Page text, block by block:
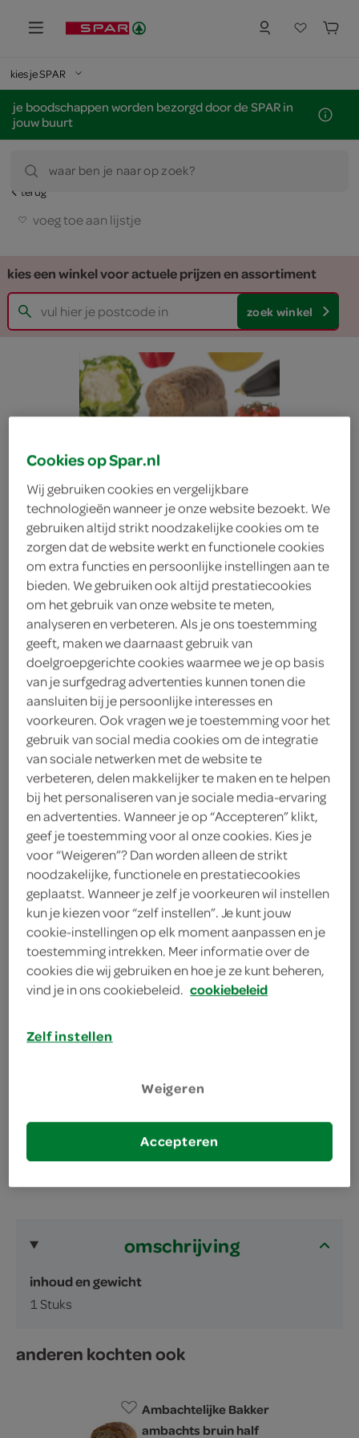
kies je SPAR
je boodschappen worden bezorgd door de SPAR in
jouw buurt
waar ben je naar op zoek?
terug
voeg toe aan lijstje
kies een winkel voor actuele prijzen en assortiment
zoek winkel
Lokaal Brood Sesam
Volkoren Heel
Lokaal
.-
1 Stuks
Let op: aanbiedingen zijn niet zichtbaar bij de
producten, maar worden wél automatisch
verwerkt in de winkelmand.
Dagvers gebakken door de ambachtelijke bakker uit
omschrijving
inhoud en gewicht
1 Stuks
anderen kochten ook
Ambachtelijke Bakker
ambachts bruin half
Cookies op Spar.nl
Wij gebruiken cookies en vergelijkbare
technologieën wanneer je onze website bezoekt. We
gebruiken altijd strikt noodzakelijke cookies om te
zorgen dat de website werkt en functionele cookies
om extra functies en persoonlijke instellingen aan te
bieden. We gebruiken ook altijd prestatiecookies
om het gebruik van onze website te meten,
analyseren en verbeteren. Als je ons toestemming
geeft, maken we daarnaast gebruik van
doelgroepgerichte cookies waarmee we je op basis
van je surfgedrag advertenties kunnen tonen die
aansluiten bij je persoonlijke interesses en
voorkeuren. Ook vragen we je toestemming voor het
gebruik van social media cookies om de integratie
van sociale netwerken met de website te
verbeteren, delen makkelijker te maken en te helpen
bij het personaliseren van je sociale media-ervaring
en advertenties. Wanneer je op “Accepteren” klikt,
geef je toestemming voor al onze cookies. Kies je
voor “Weigeren”? Dan worden alleen de strikt
noodzakelijke, functionele en prestatiecookies
geplaatst. Wanneer je zelf je voorkeuren wil instellen
kun je kiezen voor “zelf instellen”. Je kunt jouw
cookie-instellingen op elk moment aanpassen en je
toestemming intrekken. Meer informatie over de
cookies die wij gebruiken en hoe je ze kunt beheren,
vind je in ons cookiebeleid. cookiebeleid
Zelf instellen
Weigeren
Accepteren